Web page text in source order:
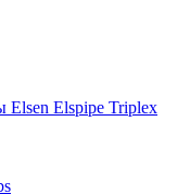
Elspipe Triplex